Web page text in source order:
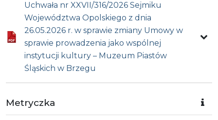
Uchwała nr XXVII/316/2026 Sejmiku
Województwa Opolskiego z dnia
26.05.2026 r. w sprawie zmiany Umowy w
sprawie prowadzenia jako wspólnej
instytucji kultury – Muzeum Piastów
Śląskich w Brzegu
Metryczka